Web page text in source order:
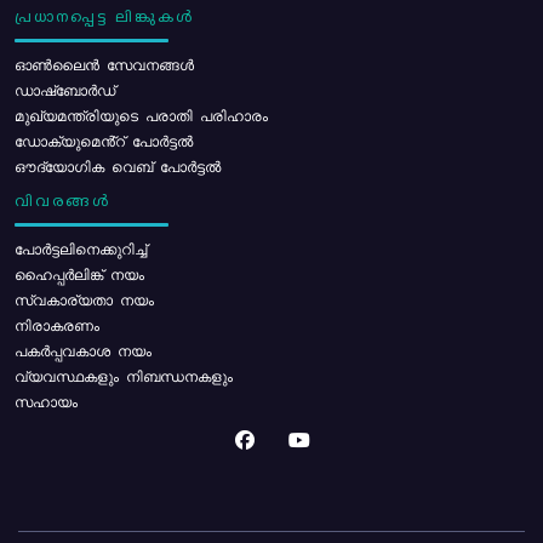
പ്രധാനപ്പെട്ട ലിങ്കുകൾ
ഓൺലൈൻ സേവനങ്ങൾ
ഡാഷ്ബോർഡ്
മുഖ്യമന്ത്രിയുടെ പരാതി പരിഹാരം
ഡോക്യുമെൻ്റ് പോർട്ടൽ
ഔദ്യോഗിക വെബ് പോർട്ടൽ
വിവരങ്ങൾ
പോര്‍ട്ടലിനെക്കുറിച്ച്
ഹൈപ്പർലിങ്ക് നയം
സ്വകാര്യതാ നയം
നിരാകരണം
പകർപ്പവകാശ നയം
വ്യവസ്ഥകളും നിബന്ധനകളും
സഹായം